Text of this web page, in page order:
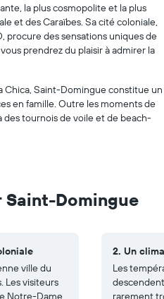
la plus cosmopolite et la plus
et des Caraïbes. Sa cité coloniale,
procure des sensations uniques de
prendrez du plaisir à admirer la
Chica, Saint-Domingue constitue un
en famille. Outre les moments de
des tournois de voile et de beach-
Saint-Domingue
ville du
Les visiteurs
Notre-Dame
2. Un
Les
rarement